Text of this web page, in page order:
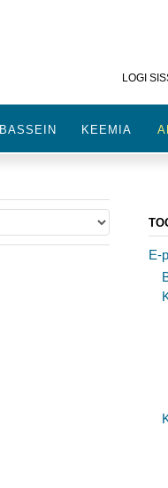
LOGI
BASSEIN KEEMIA
E-